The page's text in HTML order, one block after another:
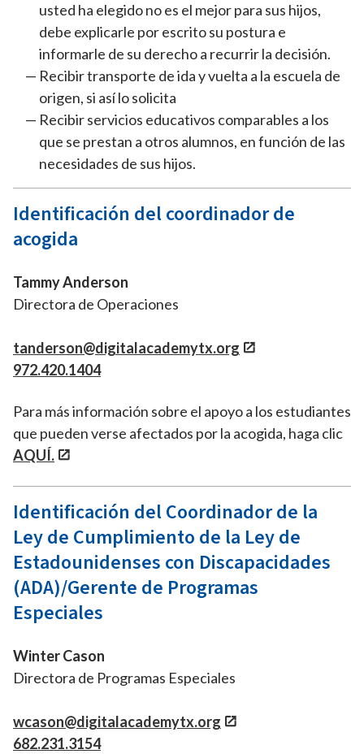
usted ha elegido no es el mejor para sus hijos,
debe explicarle por escrito su postura e
informarle de su derecho a recurrir la decisión.
Recibir transporte de ida y vuelta a la escuela de
origen, si así lo solicita
Recibir servicios educativos comparables a los
que se prestan a otros alumnos, en función de las
necesidades de sus hijos.
Identificación del coordinador de
acogida
Tammy Anderson
Directora de Operaciones
tanderson@digitalacademytx.org
972.420.1404
Para más información sobre el apoyo a los estudiantes
que pueden verse afectados por la acogida, haga clic
AQUÍ.
Identificación del Coordinador de la
Ley de Cumplimiento de la Ley de
Estadounidenses con Discapacidades
(ADA)/Gerente de Programas
Especiales
Winter Cason
Directora de Programas Especiales
wcason@digitalacademytx.org
682.231.3154